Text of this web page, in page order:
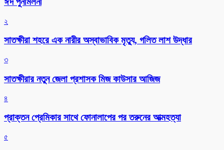
২
সাতক্ষীরা শহরে এক নারীর অস্বাভাবিক মৃত্যু, গলিত লাশ উদ্ধার
৩
সাতক্ষীরার নতুন জেলা প্রশাসক মিজ কাউসার আজিজ
৪
প্রাক্তন প্রেমিকার সাথে ফোনালাপের পর তরুনের আত্মহত্যা
৫